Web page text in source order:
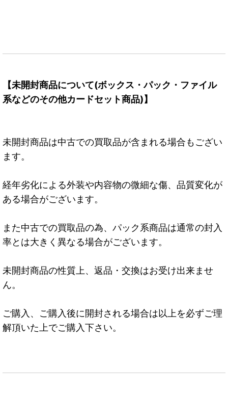
【未開封商品について(ボックス・パック・ファイル
系などのその他カードセット商品)】
未開封商品は中古での買取品が含まれる場合もござい
ます。
経年劣化による外装や内容物の微細な傷、品質変化が
ある場合がございます。
また中古での買取品の為、パック系商品は通常の封入
率とは大きく異なる場合がございます。
未開封商品の性質上、返品・交換はお受け出来ませ
ん。
ご購入、ご購入後に開封される場合は以上を必ずご理
解頂いた上でご購入下さい。